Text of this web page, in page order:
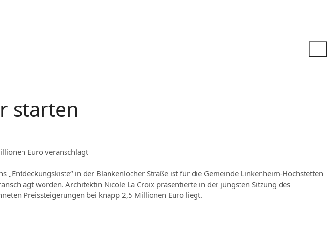
starten
Euro veranschlagt
in der Blankenlocher Straße ist für die Gemeinde Linkenheim-Hochstetten
worden. Architektin Nicole La Croix präsentierte in der jüngsten Sitzung des
Preissteigerungen bei knapp 2,5 Millionen Euro liegt.